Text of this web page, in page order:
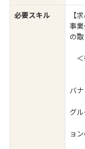
必要スキル
【
事
の
＜
・
・
バ
・
グ
・
ョ